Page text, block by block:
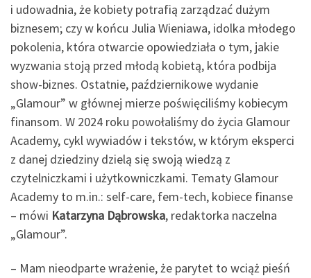
i udowadnia, że kobiety potrafią zarządzać dużym
biznesem; czy w końcu Julia Wieniawa, idolka młodego
pokolenia, która otwarcie opowiedziała o tym, jakie
wyzwania stoją przed młodą kobietą, która podbija
show-biznes. Ostatnie, październikowe wydanie
„Glamour” w głównej mierze poświęciliśmy kobiecym
finansom. W 2024 roku powołaliśmy do życia Glamour
Academy, cykl wywiadów i tekstów, w którym eksperci
z danej dziedziny dzielą się swoją wiedzą z
czytelniczkami i użytkowniczkami. Tematy Glamour
Academy to m.in.: self-care, fem-tech, kobiece finanse
– mówi Katarzyna Dąbrowska, redaktorka naczelna
„Glamour”.
– Mam nieodparte wrażenie, że parytet to wciąż pieśń